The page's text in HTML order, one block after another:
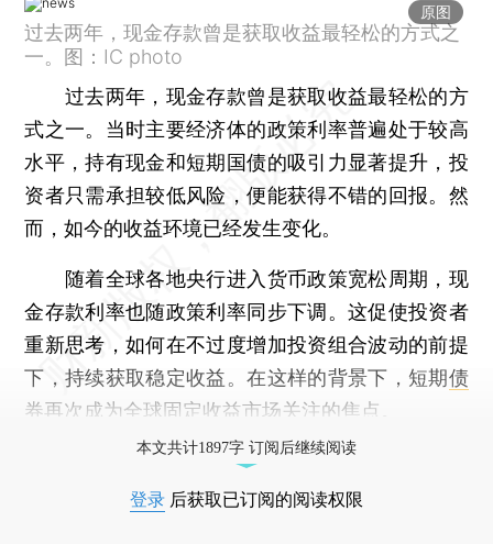
原图
过去两年，现金存款曾是获取收益最轻松的方式之
一。图：IC photo
过去两年，现金存款曾是获取收益最轻松的方
式之一。当时主要经济体的政策利率普遍处于较高
水平，持有现金和短期国债的吸引力显著提升，投
资者只需承担较低风险，便能获得不错的回报。然
而，如今的收益环境已经发生变化。
随着全球各地央行进入货币政策宽松周期，现
金存款利率也随政策利率同步下调。这促使投资者
重新思考，如何在不过度增加投资组合波动的前提
下，持续获取稳定收益。在这样的背景下，短期债
券再次成为全球固定收益市场关注的焦点。
本文共计1897字 订阅后继续阅读
登录 后获取已订阅的阅读权限